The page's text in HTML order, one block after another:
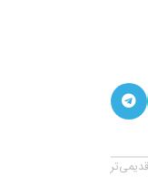
قدیمی‌تر